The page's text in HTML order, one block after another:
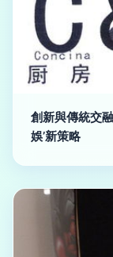
創新與傳統交
娛’新策略